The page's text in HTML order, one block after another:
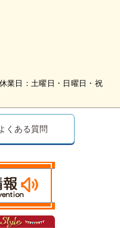
業日：土曜日・日曜日・祝
くある質問